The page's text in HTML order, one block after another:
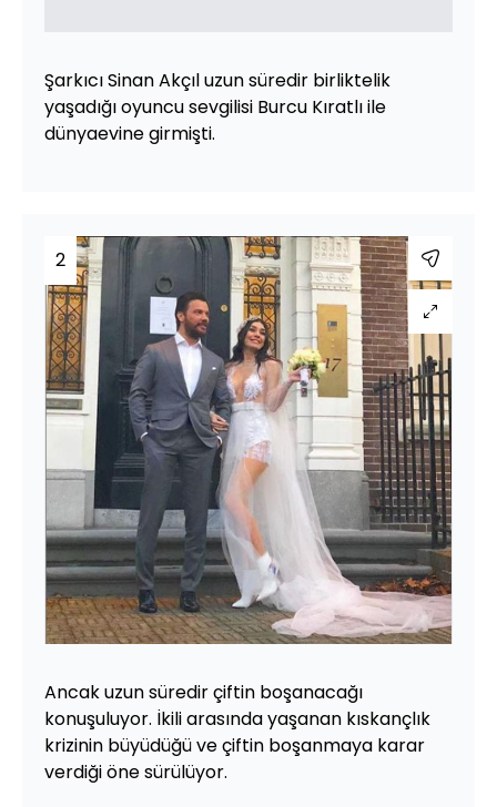
Şarkıcı Sinan Akçıl uzun süredir birliktelik
yaşadığı oyuncu sevgilisi Burcu Kıratlı ile
dünyaevine girmişti.
2
Ancak uzun süredir çiftin boşanacağı
konuşuluyor. İkili arasında yaşanan kıskançlık
krizinin büyüdüğü ve çiftin boşanmaya karar
verdiği öne sürülüyor.